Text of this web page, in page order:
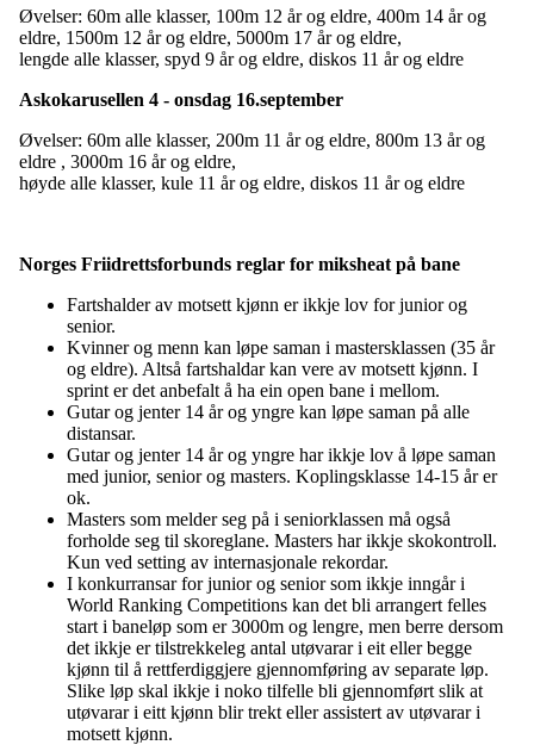
Øvelser: 60m alle klasser, 100m 12 år og eldre, 400m 14 år og
eldre, 1500m 12 år og eldre, 5000m 17 år og eldre,
lengde alle klasser, spyd 9 år og eldre, diskos 11 år og eldre
Askokarusellen 4 - onsdag 16.september
Øvelser: 60m alle klasser, 200m 11 år og eldre, 800m 13 år og
eldre , 3000m 16 år og eldre,
høyde alle klasser, kule 11 år og eldre, diskos 11 år og eldre
Norges Friidrettsforbunds reglar for miksheat på bane
Fartshalder av motsett kjønn er ikkje lov for junior og
senior.
Kvinner og menn kan løpe saman i mastersklassen (35 år
og eldre). Altså fartshaldar kan vere av motsett kjønn. I
sprint er det anbefalt å ha ein open bane i mellom.
Gutar og jenter 14 år og yngre kan løpe saman på alle
distansar.
Gutar og jenter 14 år og yngre har ikkje lov å løpe saman
med junior, senior og masters. Koplingsklasse 14-15 år er
ok.
Masters som melder seg på i seniorklassen må også
forholde seg til skoreglane. Masters har ikkje skokontroll.
Kun ved setting av internasjonale rekordar.
I konkurransar for junior og senior som ikkje inngår i
World Ranking Competitions kan det bli arrangert felles
start i baneløp som er 3000m og lengre, men berre dersom
det ikkje er tilstrekkeleg antal utøvarar i eit eller begge
kjønn til å rettferdiggjere gjennomføring av separate løp.
Slike løp skal ikkje i noko tilfelle bli gjennomført slik at
utøvarar i eitt kjønn blir trekt eller assistert av utøvarar i
motsett kjønn.